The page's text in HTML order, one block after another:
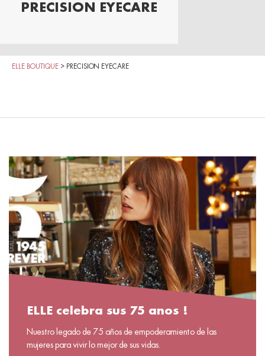
PRECISION EYECARE
ELLE BOUTIQUE > PRECISION EYECARE
ELLE celebra sus 75 anos !
Nuestro legado de 75 años de empoderamiento de las
mujeres para vivir lo mejor de sus vidas.